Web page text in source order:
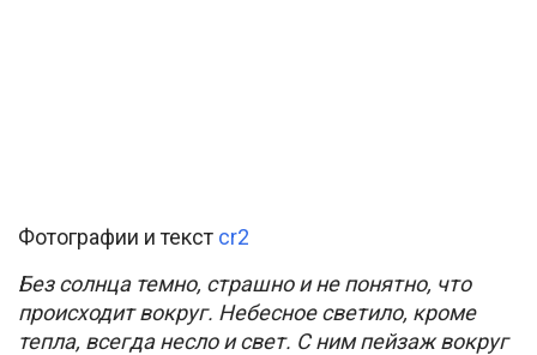
Фотографии и текст cr2
Без солнца темно, страшно и не понятно, что
происходит вокруг. Небесное светило, кроме
тепла, всегда несло и свет. С ним пейзаж вокруг